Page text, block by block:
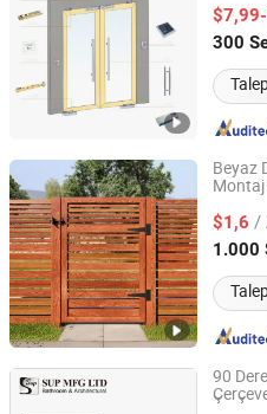
300
Guangdong, China
Beyaz
Montaj
$1,6 /
1.000
Hangzhou Jiansen Hardware
Zhejiang, China
90
Sup Mfg Limited